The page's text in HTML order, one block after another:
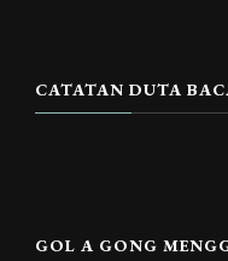
CATATAN DUTA
GOL A GONG